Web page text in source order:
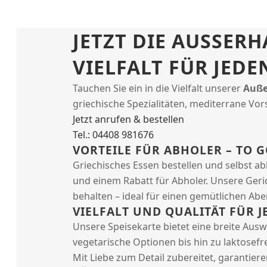
JETZT DIE
VIELFALT FÜR
Tauchen Sie ein in die Vielfalt unserer
griechische Spezialitäten, mediterrane
Jetzt anrufen & bestellen
Tel.: 04408 981676
VORTEILE FÜR ABHOLER – TO
Griechisches Essen bestellen und selbst
und einem Rabatt für Abholer. Unsere
behalten – ideal für einen gemütlichen
VIELFALT UND QUALITÄT FÜR
Unsere Speisekarte bietet eine breite
vegetarische Optionen bis hin zu
Mit Liebe zum Detail zubereitet,